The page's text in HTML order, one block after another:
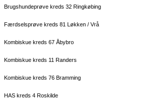
Brugshundeprøve kreds 32 Ringkøbing
Færdselsprøve kreds 81 Løkken / Vrå
Kombiskue kreds 67 Åbybro
Kombiskue kreds 11 Randers
Kombiskue kreds 76 Bramming
HAS kreds 4 Roskilde